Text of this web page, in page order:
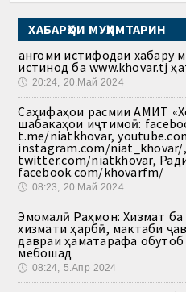
ХАБАРҲОИ МУҲИМТАРИН
Ҳангоми истифодаи хабару
истинод ба www.khovar.tj
🕔 20:24, 20.Май 2024
Саҳифаҳои расмии АМИТ
шабакаҳои иҷтимоӣ:
t.me/niatkhovar,
instagram.com/niat_khovar/,
twitter.com/niatkhovar,
facebook.com/khovarfm/
🕔 08:23, 20.Май 2024
Эмомалӣ Раҳмон: Хизмат ба
хизмати ҳарбӣ, мактаби
давраи ҳаматарафа
мебошад
🕔 08:24, 5.Апр 2024